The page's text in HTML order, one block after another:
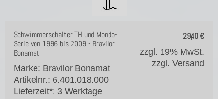
29,40€
Schwimmerschalter TH und Mondo-
Serie von 1996 bis 2009 - Bravilor
Bonamat
Marke: Bravilor Bonamat
Artikelnr.: 6.401.018.000
Lieferzeit*: 3 Werktage
zzgl. 19% MwSt.
zzgl. Versand